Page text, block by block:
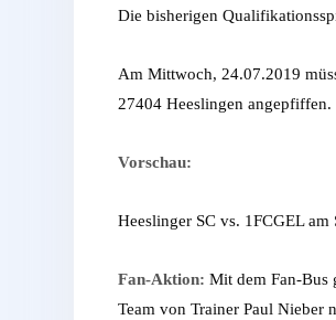
Die bisherigen
Am Mittwoch, 24.07.2019
27404 Heeslingen angepfiffen.
Vorschau:
Heeslinger SC vs. 1FCGEL
Fan-Aktion: Mit dem Fan-Bus
Team von Trainer Paul Nieber